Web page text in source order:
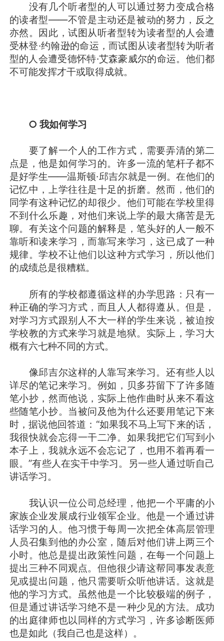
没有几个听者型的人可以通过努力变成合格
的读者型——不管是主动还是被动的努力，反之
亦然。因此，试图从听者型转为读者型的人会遭
受林登·约翰逊的命运，而试图从读者型转为听者
型的人会遭受德怀特·艾森豪威尔的命运。他们都
不可能发挥才干或取得成就。
○ 我如何学习
要了解一个人的工作方式，需要弄清的第二
点是，他是如何学习的。许多一流的笔杆子都不
是好学生——温斯顿·邱吉尔就是一例。在他们的
记忆中，上学往往是十足的折磨。然而，他们的
同学有这种记忆的却很少。他们可能在学校里得
不到什么乐趣，对他们来说上学的最大痛苦是无
聊。有关这个问题的解释是，笔头好的人一般不
靠听和读来学习，而靠写来学习，这已成了一种
规律。学校不让他们以这种方式学习，所以他们
的成绩总是很糟糕。
所有的学校都遵循这样的办学思路：只有一
种正确的学习方式，而且人人都得遵从。但是，
对学习方式跟别人不大一样的学生来说，被迫按
学校教的方式来学习就是地狱。实际上，学习大
概有六七种不同的方式。
像邱吉尔这样的人靠写来学习。还有些人以
详尽的笔记来学习。例如，贝多芬留下了许多随
笔小抄，然而他说，实际上他作曲时从来不看这
些随笔小抄。当被问及他为什么还要用笔记下来
时，据说他回答道：“如果我不马上写下来的话，
我很快就会忘得一干二净。如果我把它们写到小
本子上，我就永远不会忘记了，也用不着再看一
眼。”有些人在实干中学习。另一些人通过听自己
讲话学习。
我认识一位公司总经理，他把一个平庸的小
家族企业发展成行业领军企业。他是一个通过讲
话学习的人。他习惯于每周一次把全体高层管理
人员召集到他的办公室，随后对他们讲上两三个
小时。他总是提出政策性问题，在每一个问题上
提出三种不同观点。但他很少请这帮同事发表意
见或提出问题，他只需要听众听他讲话。这就是
他的学习方式。虽然他是一个比较极端的例子，
但是通过讲话学习绝不是一种少见的方法。成功
的出庭律师也以同样的方式学习，许多诊断医师
也是如此（我自己也是这样）。